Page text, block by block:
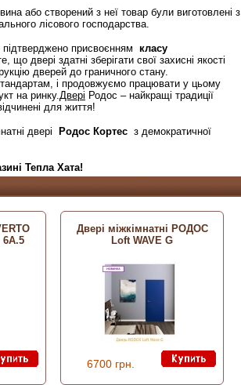
або створений з неї товар були виготовлені з
лісового господарства.
присвоєнням
класу
двері здатні зберігати свої захисні якості
дверей до граничного стану.
і продовжуємо працювати у цьому
на ринку. Двері Родос – найкращі традиції
для життя!
двері Родос Кортес з демократичної
Тепла Хата!
6А.5
Двері міжкімнатні РОДОС
Loft WAVE G
6700 грн.